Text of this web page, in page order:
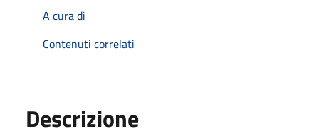
A cura di
Contenuti correlati
Descrizione